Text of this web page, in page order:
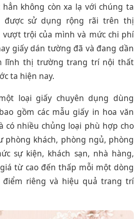
hẳn không còn xa lạ với chúng ta
được sử dụng rộng rãi trên thị
trội của mình và mức chi phí
giấy dán tường đã và đang dần
lĩnh thị trường trang trí nội thất
ta hiện nay.
loại giấy chuyên dụng dùng
gồm các mẫu giấy in hoa văn
có nhiều chủng loại phù hợp cho
phòng khách, phòng ngủ, phòng
sự kiện, khách sạn, nhà hàng,
từ cao đến thấp mỗi một dòng
riêng và hiệu quả trang trí